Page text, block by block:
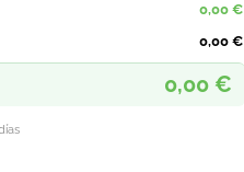
0,00 €
0,00 €
0,00 €